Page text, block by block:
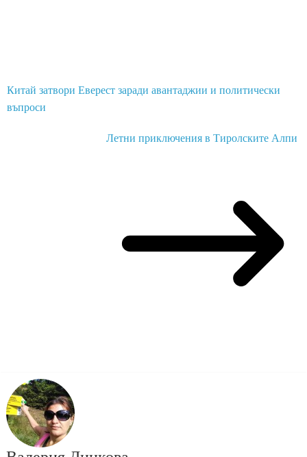
Китай затвори Еверест заради авантаджии и политически
въпроси
Летни приключения в Тиролските Алпи